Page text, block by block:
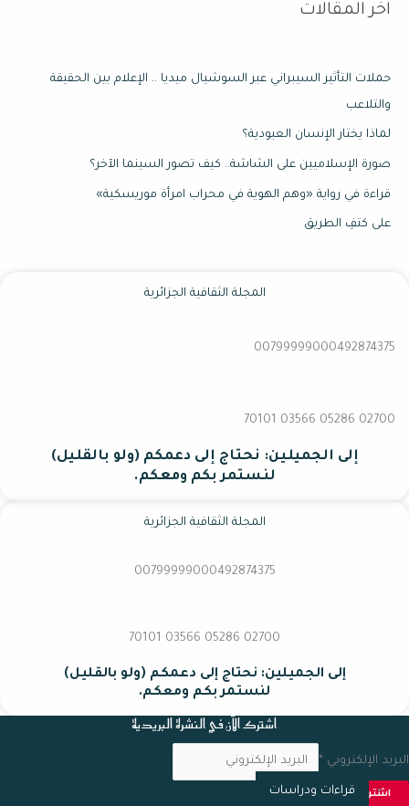
اخر المقالات
حملات التأثير السيبراني عبر السوشيال ميديا .. الإعلام بين الحقيقة
والتلاعب
لماذا يختار الإنسان العبودية؟
صورة الإسلاميين على الشاشة.. كيف تصور السينما الآخر؟
قراءة في رواية «وهم الهوية في محراب امرأة موريسكية»
على كتفِ الطريق
المجلة الثقافية الجزائرية
00799999000492874375
02700 70101 03566 05286
إلى الجميلين: نحتاج إلى دعمكم (ولو بالقليل)
لنستمر بكم ومعكم.
المجلة الثقافية الجزائرية
00799999000492874375
02700 70101 03566 05286
إلى الجميلين: نحتاج إلى دعمكم (ولو بالقليل)
لنستمر بكم ومعكم.
اشترك الآن في النشرة البريدية
البريد الإلكتروني *
اشترك الانقراءات ودراسات